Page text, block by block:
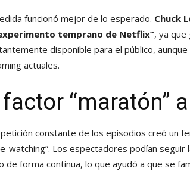
funcionó mejor de lo esperado. Chuck
temprano de Netflix”, ya
disponible para el público,
actuales.
factor “maratón”
constante de los episodios creó un
watching”. Los espectadores podían
de forma continua, lo que ayudó a que se